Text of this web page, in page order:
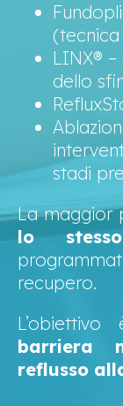
LINX®
dello
stadi
La maggior
lo
recupero.
barriera
reflusso